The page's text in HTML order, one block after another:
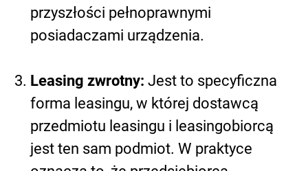
przyszłości pełnoprawnymi
posiadaczami urządzenia.
Leasing zwrotny: Jest to specyficzna
forma leasingu, w której dostawcą
przedmiotu leasingu i leasingobiorcą
jest ten sam podmiot. W praktyce